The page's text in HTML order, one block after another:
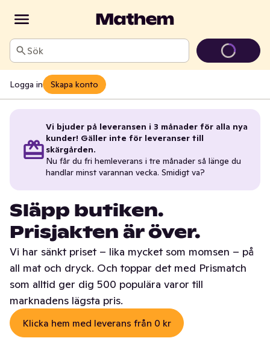
Sök
Logga in Skapa konto
Vi bjuder på leveransen i 3 månader för alla nya
kunder! Gäller inte för leveranser till
skärgården.
Nu får du fri hemleverans i tre månader så länge du
handlar minst varannan vecka. Smidigt va?
Släpp butiken.
Prisjakten är över.
Vi har sänkt priset – lika mycket som momsen – på
all mat och dryck. Och toppar det med Prismatch
som alltid ger dig 500 populära varor till
marknadens lägsta pris.
Klicka hem med leverans från 0 kr